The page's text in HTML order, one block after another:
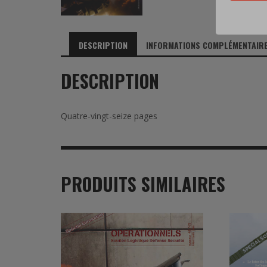
DESCRIPTION INFORMATIONS
DESCRIPTION
Quatre-vingt-seize pages
PRODUITS SIMILAIRES